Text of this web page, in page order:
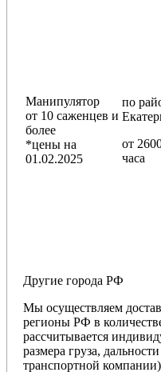
Манипулятор
от 10 саженцев и
более
*цены на
01.02.2025
по
от
часа
Другие города РФ
Мы осуществляем
регионы РФ в
рассчитывается
размера груза,
транспортной